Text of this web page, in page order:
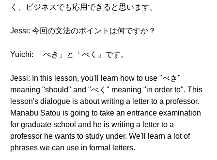
く、ビジネスでも応用できると思います。
Jessi: 今回の文法のポイントは何ですか？
Yuichi: 「べき」と「べく」です。
Jessi: In this lesson, you'll learn how to use "べき"
meaning "should" and "べく" meaning "in order to". This
lesson's dialogue is about writing a letter to a professor.
Manabu Satou is going to take an entrance examination
for graduate school and he is writing a letter to a
professor he wants to study under. We'll learn a lot of
phrases we can use in formal letters.